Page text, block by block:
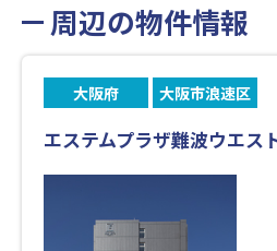
周辺の物件情報
大阪府 大阪市浪速区
エステムプラザ難波ウエス